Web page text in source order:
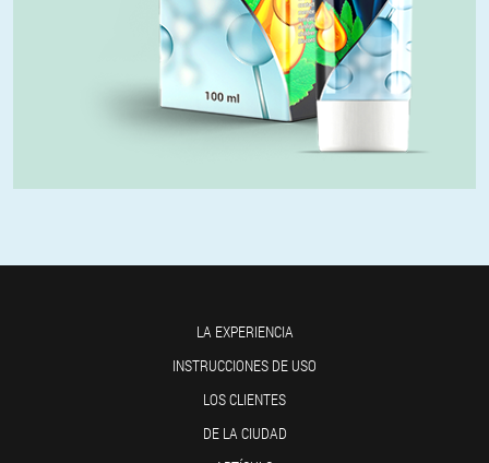
LA EXPERIENCIA
INSTRUCCIONES DE USO
LOS CLIENTES
DE LA CIUDAD